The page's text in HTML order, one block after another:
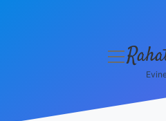
menüyü